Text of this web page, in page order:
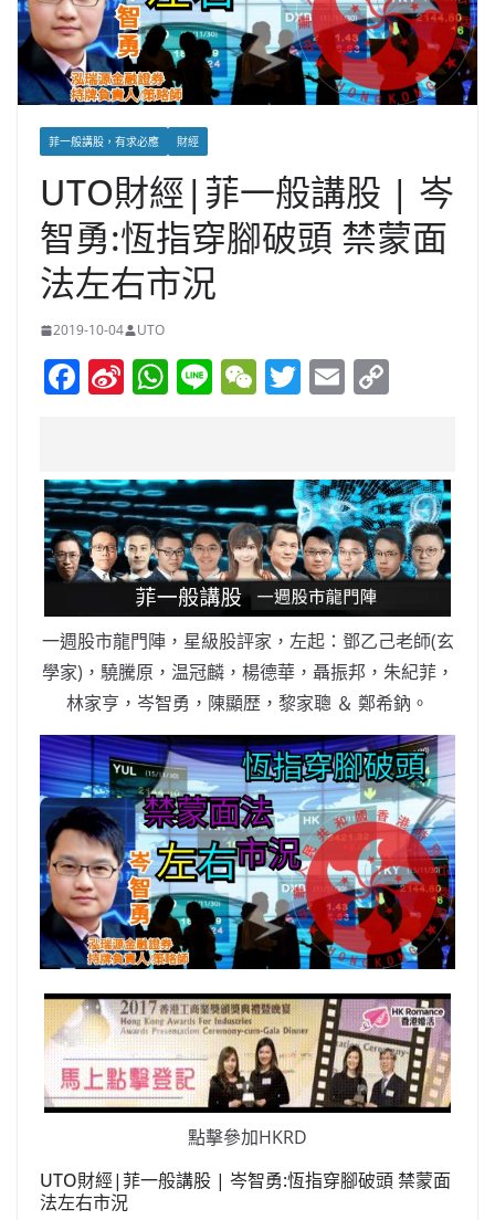
菲一般講股，有求必應 財經
UTO財經|菲一般講股 | 岑
智勇:恆指穿腳破頭 禁蒙面
法左右市況
2019-10-04 UTO
F
e
b
o
o
k
Si
W
ei
b
o
W
s
A
p
p
Li W
h
at
T
er
E
l y
Li
n
k
一週股市龍門陣，星級股評家，左起：鄧乙己老師(玄
學家)，驍騰原，温冠麟，楊德華，聶振邦，朱紀菲，
林家亨，岑智勇，陳顯歴，黎家聰 ＆ 鄭希鈉。
點擊參加HKRD
UTO財經|菲一般講股 | 岑智勇:恆指穿腳破頭 禁蒙面
法左右市況